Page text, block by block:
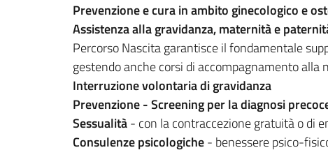
Prevenzione e cura in ambito ginecologico e
Assistenza alla gravidanza, maternità e
Percorso Nascita garantisce il fondamentale
gestendo anche corsi di accompagnamento
Interruzione volontaria di gravidanza
Prevenzione - Screening per la diagnosi
Sessualità- con la contraccezione gratuità o di
Consulenze psicologiche- benessere psico-